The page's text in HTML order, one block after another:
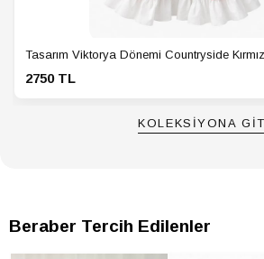
Tasarım Viktorya Dönemi Countryside
2750 TL
KOLEKSİYONA GİT
Beraber Tercih Edilenler